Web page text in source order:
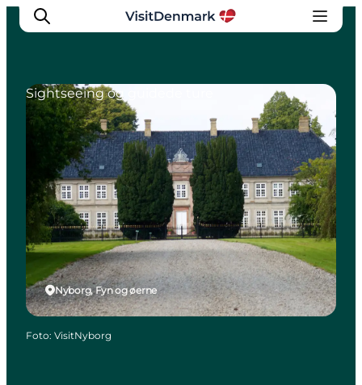
Inspiration
Destinationer
Oplevelser
Overnatning
Planlæg ferien
Nyborg, Fyn og øerne
Sightseeing og guidede ture
Foto: VisitNyborg